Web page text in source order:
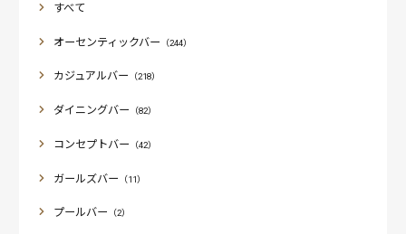
すべて
オーセンティックバー （244）
カジュアルバー （218）
ダイニングバー （82）
コンセプトバー （42）
ガールズバー （11）
プールバー （2）